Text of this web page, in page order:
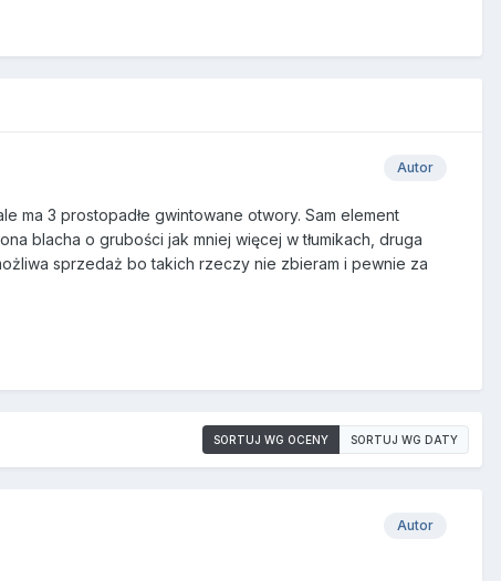
Autor
ma 3 prostopadłe gwintowane otwory. Sam element
blacha o grubości jak mniej więcej w tłumikach, druga
sprzedaż bo takich rzeczy nie zbieram i pewnie za
SORTUJ WG OCENY SORTUJ WG DATY
Autor